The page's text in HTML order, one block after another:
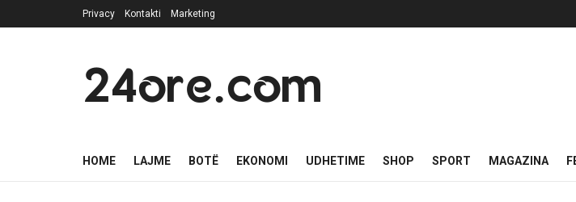
Privacy Kontakti Marketing
24ore.com
HOME LAJME BOTË EKONOMI UDHETIME SHOP SPORT MAGAZINA